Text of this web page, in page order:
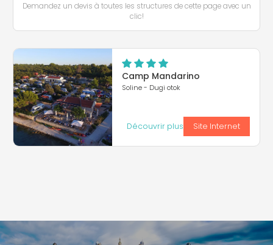
Demandez un devis à toutes les structures de cette page avec un
clic!
Camp Mandarino
Soline - Dugi otok
Découvrir plus Site Internet